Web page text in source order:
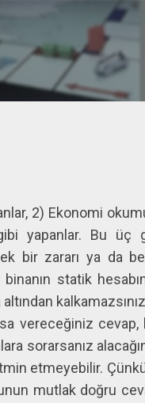
Ana içeriğe atla
2) Ekonomi
yapanlar. Bu
bir zararı ya da
statik
vereceğiniz
sorarsanız
etmeyebilir. Çünkü
mutlak doğru